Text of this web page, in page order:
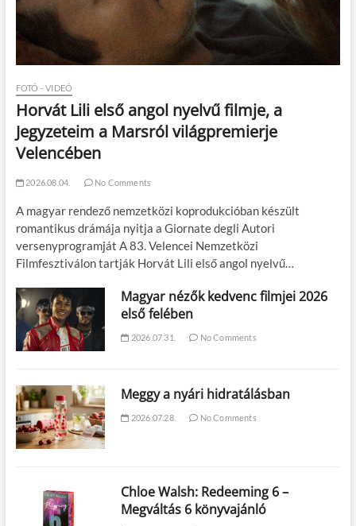
FOTÓ - VIDEÓ
Horvát Lili első angol nyelvű filmje, a
Jegyzeteim a Marsról világpremierje
Velencében
2026.08.04. No Comments
A magyar rendező nemzetközi koprodukcióban készült
romantikus drámája nyitja a Giornate degli Autori
versenyprogramját A 83. Velencei Nemzetközi
Filmfesztiválon tartják Horvát Lili első angol nyelvű…
Magyar nézők kedvenc filmjei 2026
első felében
2026.07.31. No Comments
Meggy a nyári hidratálásban
2026.07.28. No Comments
Chloe Walsh: Redeeming 6 –
Megváltás 6 könyvajánló